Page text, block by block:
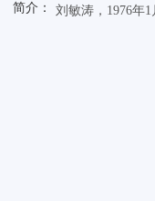
简介： 刘敏涛，1976年